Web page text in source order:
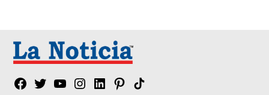
Facebook
TwitterYouTubeInstagram
LinkedinPinterest
Tik